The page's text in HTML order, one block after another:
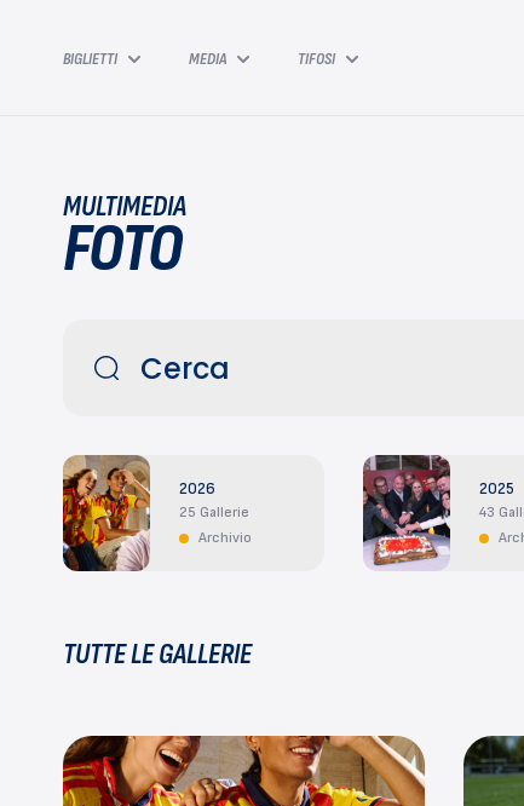
BIGLIETTI MEDIA TIFOSI
MULTIMEDIA
FOTO
2026
25 Gallerie
Archivio
2025
43
TUTTE LE GALLERIE